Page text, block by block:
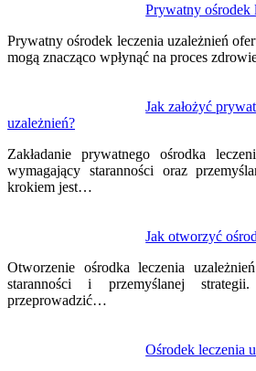
Prywatny ośrodek
Prywatny ośrodek leczenia uzależnień
mogą znacząco wpłynąć na proces
Jak założyć
uzależnień?
Zakładanie prywatnego ośrodka
wymagający staranności oraz
krokiem jest…
Jak otworzyć
Otworzenie ośrodka leczenia
staranności i przemyślanej
przeprowadzić…
Ośrodek leczenia
wpisu